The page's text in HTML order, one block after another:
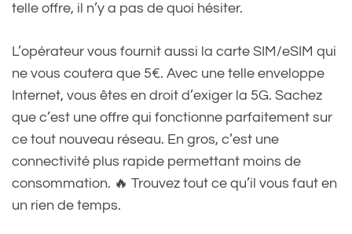
telle offre, il n’y a pas de quoi hésiter.
L’opérateur vous fournit aussi la carte SIM/eSIM qui
ne vous coutera que 5€. Avec une telle enveloppe
Internet, vous êtes en droit d’exiger la 5G. Sachez
que c’est une offre qui fonctionne parfaitement sur
ce tout nouveau réseau. En gros, c’est une
connectivité plus rapide permettant moins de
consommation. 🔥 Trouvez tout ce qu’il vous faut en
un rien de temps.